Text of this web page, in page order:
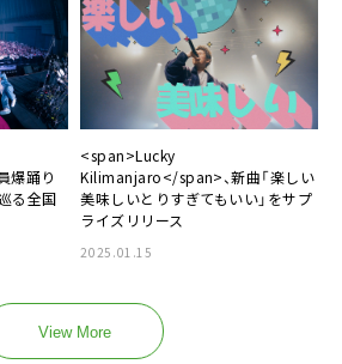
爆踊り
る全国
<span>Lucky
Kilimanjaro</span>、新曲「楽しい
美味しいとりすぎてもいい」をサプ
ライズリリース
2025.01.15
View More